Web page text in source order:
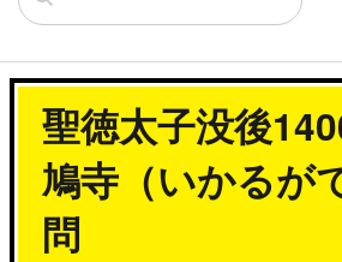
聖徳太子没後
鳩寺（いかるが
問